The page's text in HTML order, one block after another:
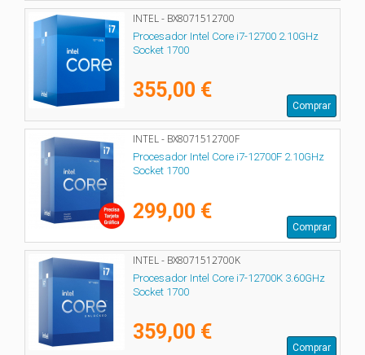
INTEL - BX8071512700
Procesador Intel Core i7-12700 2.10GHz
Socket 1700
355,00 €
Comprar
INTEL - BX8071512700F
Procesador Intel Core i7-12700F 2.10GHz
Socket 1700
299,00 €
Comprar
INTEL - BX8071512700K
Procesador Intel Core i7-12700K 3.60GHz
Socket 1700
359,00 €
Comprar